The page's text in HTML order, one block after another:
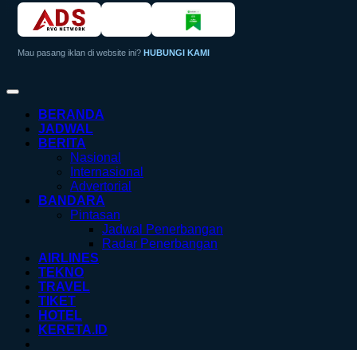
Mau pasang iklan di website ini? HUBUNGI KAMI
BERANDA
JADWAL
BERITA
Nasional
Internasional
Advertorial
BANDARA
Pintasan
Jadwal Penerbangan
Radar Penerbangan
AIRLINES
TEKNO
TRAVEL
TIKET
HOTEL
KERETA.ID